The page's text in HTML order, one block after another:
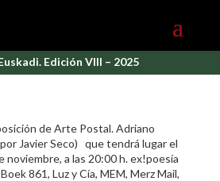
Edición VIII – 2025
de Arte Postal. Adriano
Javier Seco) que tendrá lugar el
noviembre, a las 20:00 h. ex!poesía
861, Luz y Cía, MEM, Merz Mail,